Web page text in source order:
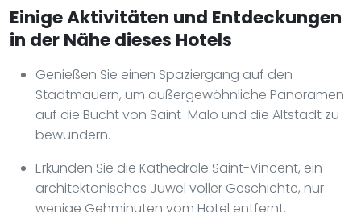
Einige Aktivitäten und Entdeckungen
in der Nähe dieses Hotels
Genießen Sie einen Spaziergang auf den
Stadtmauern, um außergewöhnliche Panoramen
auf die Bucht von Saint-Malo und die Altstadt zu
bewundern.
Erkunden Sie die Kathedrale Saint-Vincent, ein
architektonisches Juwel voller Geschichte, nur
wenige Gehminuten vom Hotel entfernt.